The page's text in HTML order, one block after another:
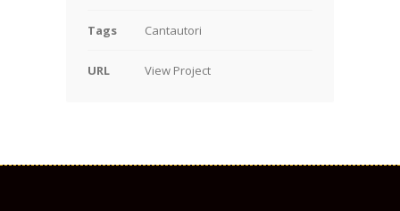
Tags Cantautori
URL View Project